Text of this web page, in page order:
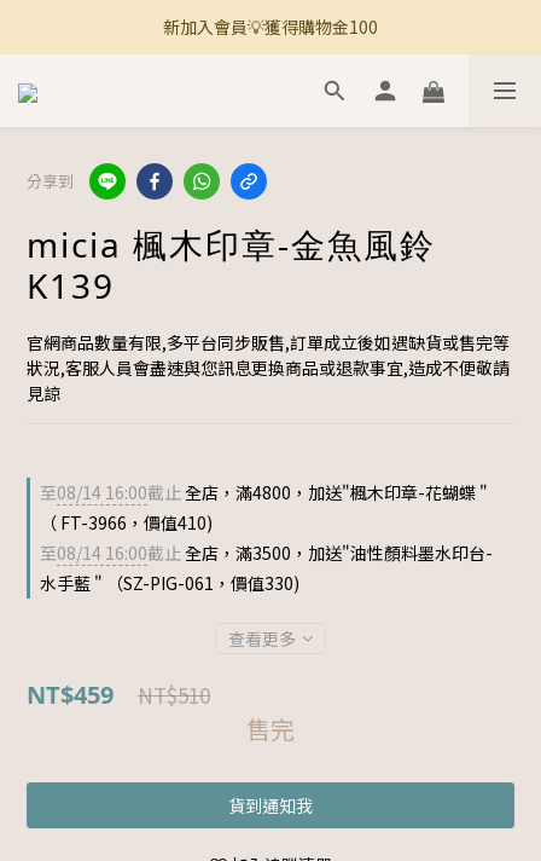
🚚 全館滿800免運 🚚
新加入會員💡獲得購物金100
🚚 全館滿800免運 🚚
分享到
micia 楓木印章-金魚風鈴
K139
官網商品數量有限,多平台同步販售,訂單成立後如遇缺貨或售完等
狀況,客服人員會盡速與您訊息更換商品或退款事宜,造成不便敬請
見諒
至08/14 16:00截止全店，滿4800，加送"楓木印章-花蝴蝶 "
（ FT-3966，價值410)
至08/14 16:00截止全店，滿3500，加送"油性顏料墨水印台-
水手藍 " （SZ-PIG-061，價值330)
查看更多
NT$459 NT$510
售完
貨到通知我